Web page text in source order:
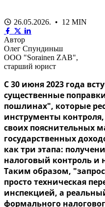
26.05.2026. • 12 MIN
Автор
Олег Спундиньш
ООО "Sorainen ZAB",
старший юрист
С 30 июня 2023 года
существенные
пошлинах", которые
инструменты
своих пояснительных
государственных
как три этапа:
налоговый контроль и
Таким образом,
просто техническая
инспекцией, а
формального